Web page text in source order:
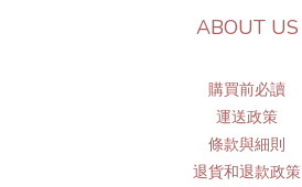
ABOUT US
購買前必讀
運送政策
條款與細則
退貨和退款政策